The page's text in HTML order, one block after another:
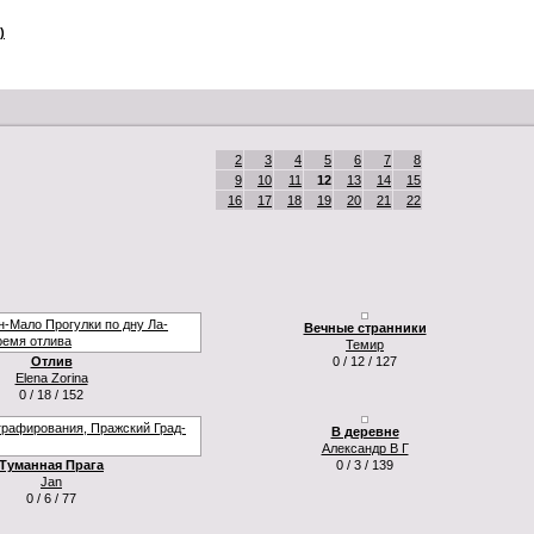
2 3 4 5 6 7
8
9
10 11 12 13 14
15
16
17 18 19 20 21 22
Отлив
Elena Zorina
0 / 18 / 152
Вечные странники
Темир
0 / 12 / 127
Туманная Прага
Jan
0 / 6 / 77
В деревне
Александр В Г
0 / 3 / 139